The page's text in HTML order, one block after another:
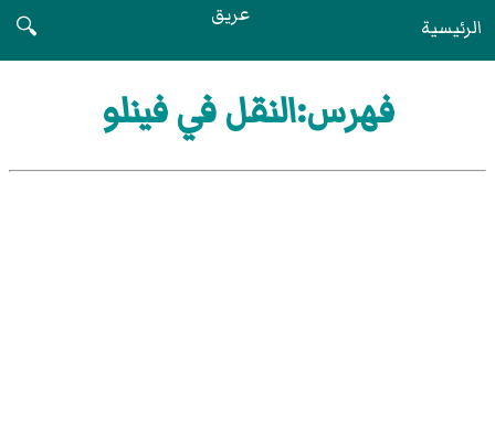
الرئيسية عريق
🔍
فهرس:النقل في فينلو